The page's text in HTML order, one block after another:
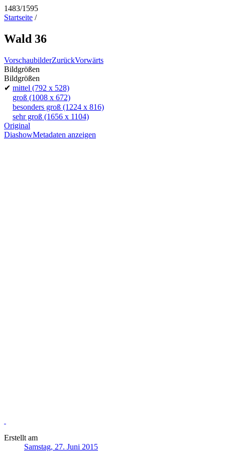
1483/1595
Startseite /
Wald 36
VorschaubilderZurückVorwärts
Bildgrößen
Bildgrößen
✔ mittel (792 x 528)
groß (1008 x 672)
besonders groß (1224 x 816)
sehr groß (1656 x 1104)
Original
DiashowMetadaten anzeigen
Erstellt am
Samstag, 27. Juni 2015